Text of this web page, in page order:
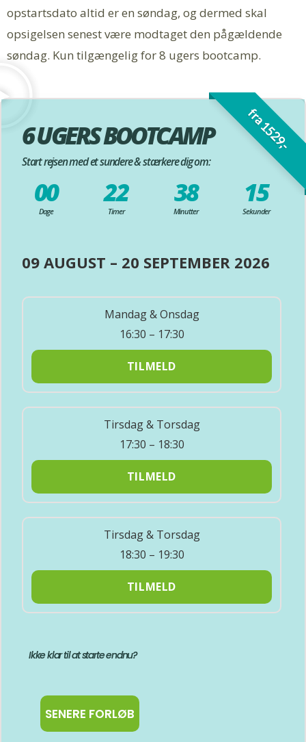
opstartsdato altid er en søndag, og dermed skal
opsigelsen senest være modtaget den pågældende
søndag. Kun tilgængelig for 8 ugers bootcamp.
fra 1529,-
6 UGERS BOOTCAMP
Start rejsen med et sundere & stærkere dig om:
00
Dage
22
Timer
38
Minutter
13
Sekunder
09 AUGUST – 20 SEPTEMBER 2026
Mandag & Onsdag
16:30 – 17:30
TILMELD
Tirsdag & Torsdag
17:30 – 18:30
TILMELD
Tirsdag & Torsdag
18:30 – 19:30
TILMELD
Ikke klar til at starte endnu?
SENERE FORLØB